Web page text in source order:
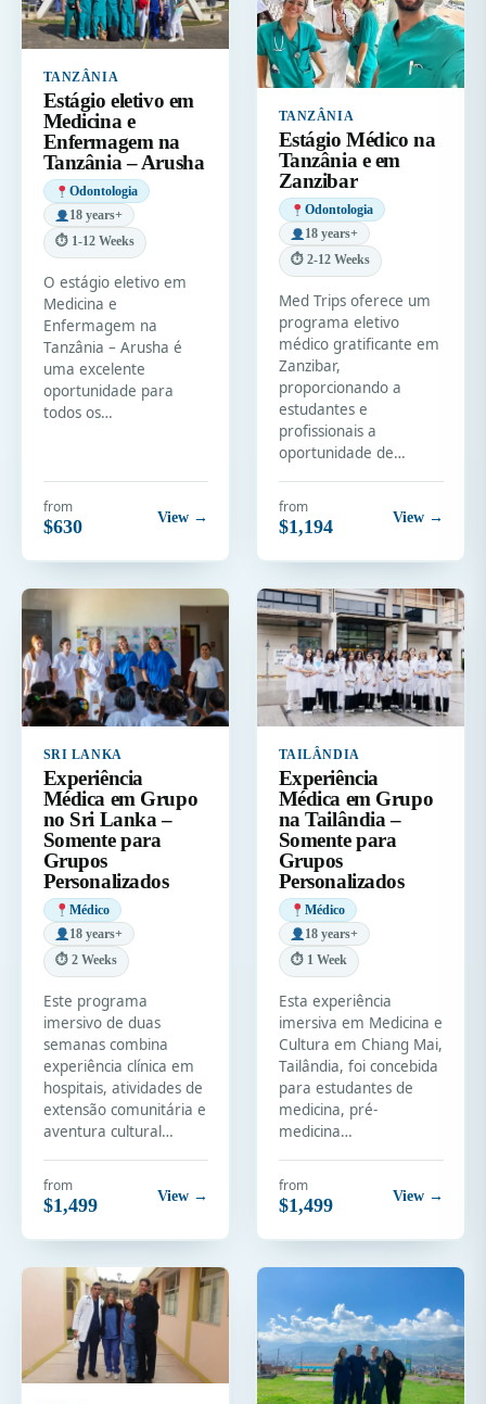
TANZÂNIA
Estágio eletivo em
Medicina e
Enfermagem na
Tanzânia – Arusha
Odontologia
18 years+
⏱ 1-12 Weeks
O estágio eletivo em
Medicina e
Enfermagem na
Tanzânia – Arusha é
uma excelente
oportunidade para
todos os…
from
$630 View →
TANZÂNIA
Estágio Médico na
Tanzânia e em
Zanzibar
Odontologia
18 years+
⏱ 2-12 Weeks
Med Trips oferece um
programa eletivo
médico gratificante em
Zanzibar,
proporcionando a
estudantes e
profissionais a
oportunidade de…
from
$1,194 View →
SRI LANKA
Experiência
Médica em Grupo
no Sri Lanka –
Somente para
Grupos
Personalizados
Médico
18 years+
⏱ 2 Weeks
Este programa
imersivo de duas
semanas combina
experiência clínica em
hospitais, atividades de
extensão comunitária e
aventura cultural…
from
$1,499 View →
TAILÂNDIA
Experiência
Médica em Grupo
na Tailândia –
Somente para
Grupos
Personalizados
Médico
18 years+
⏱ 1 Week
Esta experiência
imersiva em Medicina e
Cultura em Chiang Mai,
Tailândia, foi concebida
para estudantes de
medicina, pré-
medicina…
from
$1,499 View →